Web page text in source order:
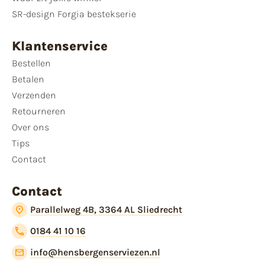
SR-design Forgia bestekserie
Klantenservice
Bestellen
Betalen
Verzenden
Retourneren
Over ons
Tips
Contact
Contact
Parallelweg 4B, 3364 AL Sliedrecht
0184 41 10 16
info@hensbergenserviezen.nl